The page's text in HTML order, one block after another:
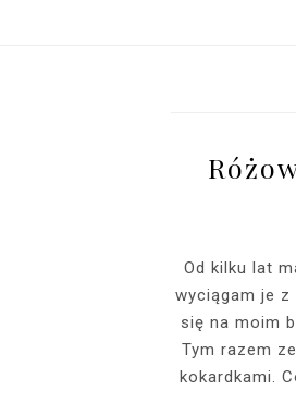
SHOPPING
EVENTS
EVENTS
ASIA
BEAUTY
Od kilku lat
wyciągam je z
się na moim
Tym razem
kokardkami.